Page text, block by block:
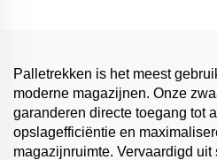
Palletrekken is het meest
moderne magazijnen. Onze
garanderen directe toegang tot
opslagefficiëntie en
magazijnruimte. Vervaardigd uit